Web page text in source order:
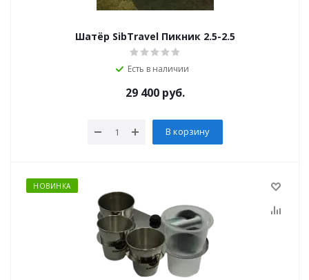
Шатёр SibTravel Пикник 2.5-2.5
Есть в наличии
29 400 руб.
В корзину
НОВИНКА